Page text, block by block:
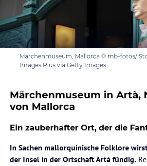
Märchenmuseum, Mallorca © mb-fotos/
Images Plus via Getty Images
Märchenmuseum in Artà,
von Mallorca
Ein zauberhafter Ort, der die
In Sachen mallorquinische Folklore
der Insel in der Ortschaft Artà fündig.